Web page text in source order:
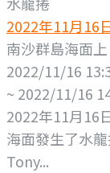
2022年11月16
南沙群島海面上
2022/11/16
~ 2022/11/16
2022年11月16
海面發生了水
Tony...